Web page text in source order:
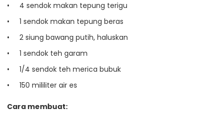
4 sendok makan tepung terigu
1 sendok makan tepung beras
2 siung bawang putih, haluskan
1 sendok teh garam
1/4 sendok teh merica bubuk
150 mililiter air es
Cara membuat: